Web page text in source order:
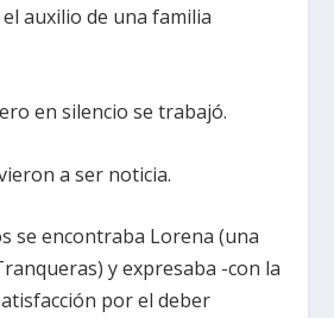
auxilio de una familia
en silencio se trabajó.
a ser noticia.
se encontraba Lorena (una
y expresaba -con la
por el deber